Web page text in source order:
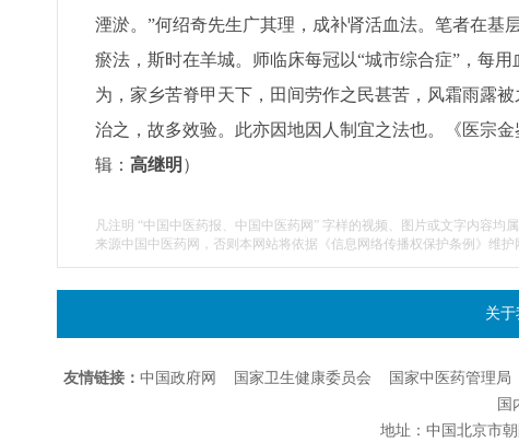
湮淤。”何绍奇先生广其理，成补肾活血法。笔者在基
瘀法，斯时在羊城。师临床每冠以“城市综合症”，每
为，家乡苦脊甲天下，田间劳作之民甚苦，风霜雨露
治之，故多效验。此亦因地因人制宜之法也。《医宗
辑： 高继明 ）
凡注明 “中国中医药报、中国中医药网” 字样的视频、图片或文字内容均
来源中国中医药网，否则本网站将依据《信息网络传播权保护条例》维护
关于
友情链接： 中国政府网 国家卫生健康委员会 国家中医药管理局
国
地址：中国北京市